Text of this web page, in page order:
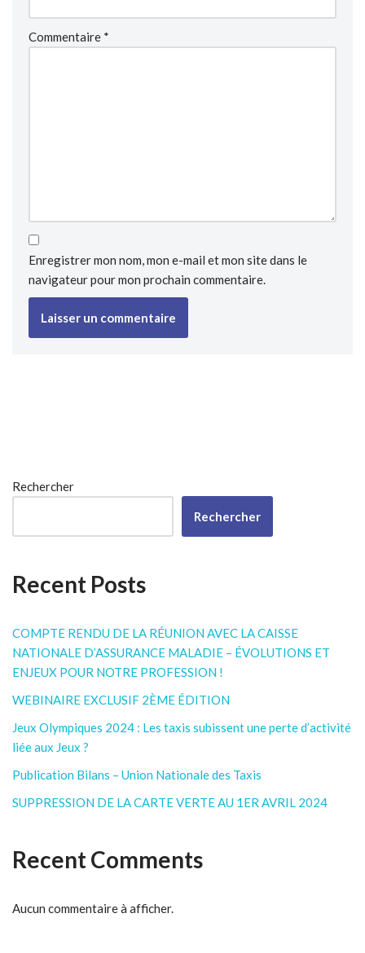
Commentaire *
Enregistrer mon nom, mon e-mail et mon site dans le
navigateur pour mon prochain commentaire.
Rechercher
Rechercher
Recent Posts
COMPTE RENDU DE LA RÉUNION AVEC LA CAISSE
NATIONALE D’ASSURANCE MALADIE – ÉVOLUTIONS ET
ENJEUX POUR NOTRE PROFESSION !
WEBINAIRE EXCLUSIF 2ÈME ÉDITION
Jeux Olympiques 2024 : Les taxis subissent une perte d’activité
liée aux Jeux ?
Publication Bilans – Union Nationale des Taxis
SUPPRESSION DE LA CARTE VERTE AU 1ER AVRIL 2024
Recent Comments
Aucun commentaire à afficher.